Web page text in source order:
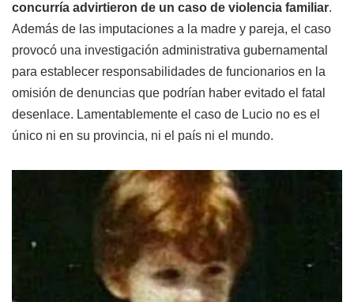
concurría advirtieron de un caso de violencia familiar.
Además de las imputaciones a la madre y pareja, el caso
provocó una investigación administrativa gubernamental
para establecer responsabilidades de funcionarios en la
omisión de denuncias que podrían haber evitado el fatal
desenlace. Lamentablemente el caso de Lucio no es el
único ni en su provincia, ni el país ni el mundo.